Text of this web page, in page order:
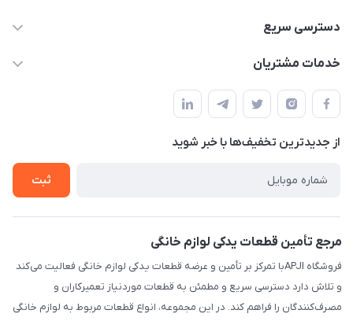
09106753413
دسترسی سریع
حساب کاربری
لیست محصولات
درباره ما
خدمات مشتریان
قوانین و مقررات
حریم خصوصی
راهنما
از جدید‌ترین تخفیف‌ها با‌ خبر شوید
ثبت
مرجع تأمین قطعات یدکی لوازم خانگی
فروشگاه APJIبا تمرکز بر تأمین و عرضه قطعات یدکی لوازم خانگی فعالیت می‌کند
و تلاش دارد دسترسی سریع و مطمئن به قطعات موردنیاز تعمیرکاران و
مصرف‌کنندگان را فراهم کند. در این مجموعه، انواع قطعات مربوط به لوازم خانگی